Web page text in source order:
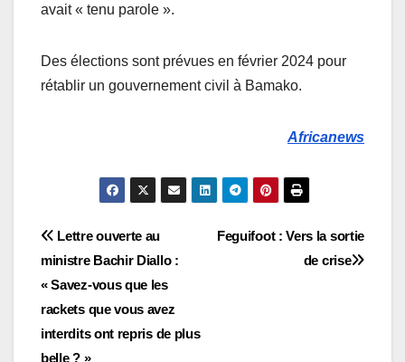
avait « tenu parole ».
Des élections sont prévues en février 2024 pour
rétablir un gouvernement civil à Bamako.
Africanews
Navigation
de
l’article
Feguifoot : Vers la sortie
de crise
Lettre ouverte au
ministre Bachir Diallo :
« Savez-vous que les
rackets que vous avez
interdits ont repris de plus
belle ? »